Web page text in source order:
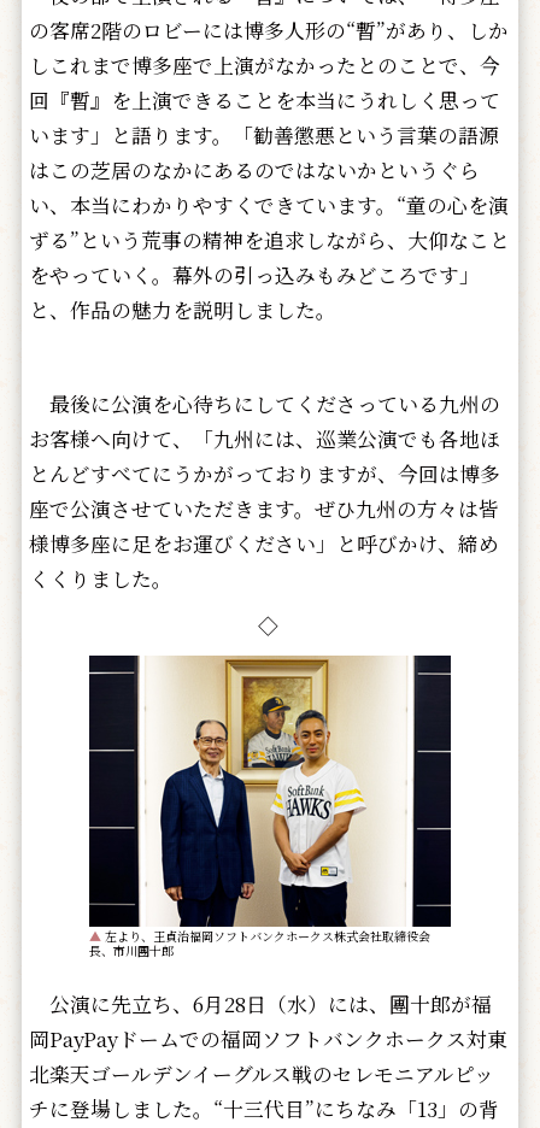
の客席2階のロビーには博多人形の“暫”があり、しか
しこれまで博多座で上演がなかったとのことで、今
回『暫』を上演できることを本当にうれしく思って
います」と語ります。「勧善懲悪という言葉の語源
はこの芝居のなかにあるのではないかというぐら
い、本当にわかりやすくできています。“童の心を演
ずる”という荒事の精神を追求しながら、大仰なこと
をやっていく。幕外の引っ込みもみどころです」
と、作品の魅力を説明しました。
最後に公演を心待ちにしてくださっている九州の
お客様へ向けて、「九州には、巡業公演でも各地ほ
とんどすべてにうかがっておりますが、今回は博多
座で公演させていただきます。ぜひ九州の方々は皆
様博多座に足をお運びください」と呼びかけ、締め
くくりました。
◇
▲ 左より、王貞治福岡ソフトバンクホークス株式会社取締役会
長、市川團十郎
公演に先立ち、6月28日（水）には、團十郎が福
岡PayPayドームでの福岡ソフトバンクホークス対東
北楽天ゴールデンイーグルス戦のセレモニアルピッ
チに登場しました。“十三代目”にちなみ「13」の背